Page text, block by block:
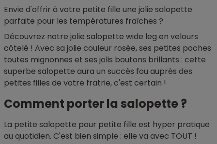
Envie d'offrir à votre petite fille une jolie salopette
parfaite pour les températures fraîches ?
Découvrez notre jolie salopette wide leg en velours
côtelé ! Avec sa jolie couleur rosée, ses petites poches
toutes mignonnes et ses jolis boutons brillants : cette
superbe salopette aura un succès fou auprès des
petites filles de votre fratrie, c'est certain !
Comment porter la salopette ?
La petite salopette pour petite fille est hyper pratique
au quotidien. C'est bien simple : elle va avec TOUT !